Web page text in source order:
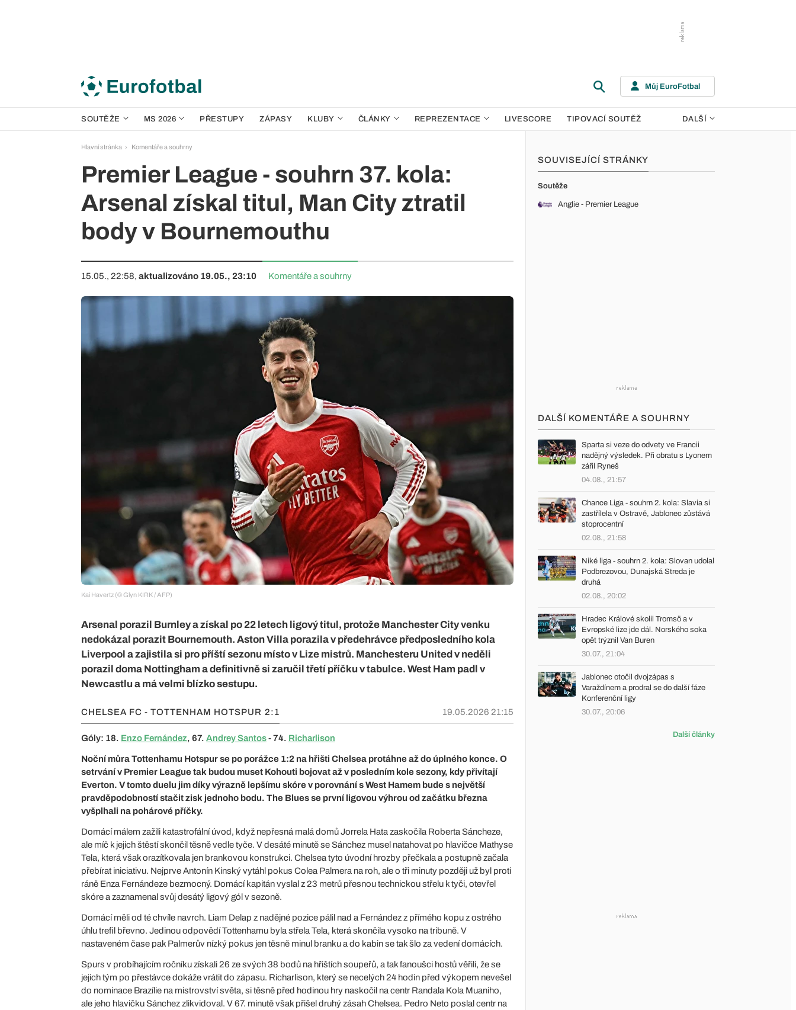
Můj EuroFotbal
SOUTĚŽE MS 2026 PŘESTUPY ZÁPASY KLUBY ČLÁNKY REPREZENTACE LIVESCORE TIPOVACÍ SOUTĚŽ DALŠÍ
Hlavní stránka Komentáře a souhrny
Premier League - souhrn 37. kola:
Arsenal získal titul, Man City ztratil
body v Bournemouthu
15.05., 22:58, aktualizováno 19.05., 23:10 Komentáře a souhrny
Kai Havertz (© Glyn KIRK / AFP)
Arsenal porazil Burnley a získal po 22 letech ligový titul, protože Manchester City venku
nedokázal porazit Bournemouth. Aston Villa porazila v předehrávce předposledního kola
Liverpool a zajistila si pro příští sezonu místo v Lize mistrů. Manchesteru United v neděli
porazil doma Nottingham a definitivně si zaručil třetí příčku v tabulce. West Ham padl v
Newcastlu a má velmi blízko sestupu.
CHELSEA FC - TOTTENHAM HOTSPUR 2:1 19.05.2026 21:15
Góly: 18. Enzo Fernández, 67. Andrey Santos- 74. Richarlison
Noční můra Tottenhamu Hotspur se po porážce 1:2 na hřišti Chelsea protáhne až do úplného konce. O
setrvání v Premier League tak budou muset Kohouti bojovat až v posledním kole sezony, kdy přivítají
Everton. V tomto duelu jim díky výrazně lepšímu skóre v porovnání s West Hamem bude s největší
pravděpodobností stačit zisk jednoho bodu. The Blues se první ligovou výhrou od začátku března
vyšplhali na pohárové příčky.
Domácí málem zažili katastrofální úvod, když nepřesná malá domů Jorrela Hata zaskočila Roberta Sáncheze,
ale míč k jejich štěstí skončil těsně vedle tyče. V desáté minutě se Sánchez musel natahovat po hlavičce Mathyse
Tela, která však orazítkovala jen brankovou konstrukci. Chelsea tyto úvodní hrozby přečkala a postupně začala
přebírat iniciativu. Nejprve Antonín Kinský vytáhl pokus Colea Palmera na roh, ale o tři minuty později už byl proti
ráně Enza Fernándeze bezmocný. Domácí kapitán vyslal z 23 metrů přesnou technickou střelu k tyči, otevřel
skóre a zaznamenal svůj desátý ligový gól v sezoně.
Domácí měli od té chvíle navrch. Liam Delap z nadějné pozice pálil nad a Fernández z přímého kopu z ostrého
úhlu trefil břevno. Jedinou odpovědí Tottenhamu byla střela Tela, která skončila vysoko na tribuně. V
nastaveném čase pak Palmerův nízký pokus jen těsně minul branku a do kabin se tak šlo za vedení domácích.
Spurs v probíhajícím ročníku získali 26 ze svých 38 bodů na hřištích soupeřů, a tak fanoušci hostů věřili, že se
jejich tým po přestávce dokáže vrátit do zápasu. Richarlison, který se necelých 24 hodin před výkopem nevešel
do nominace Brazílie na mistrovství světa, si těsně před hodinou hry naskočil na centr Randala Kola Muaniho,
ale jeho hlavičku Sánchez zlikvidoval. V 67. minutě však přišel druhý zásah Chelsea. Pedro Neto poslal centr na
SOUVISEJÍCÍ STRÁNKY
Soutěže
Anglie - Premier League
DALŠÍ KOMENTÁŘE A SOUHRNY
Sparta si veze do odvety ve Francii
nadějný výsledek. Při obratu s Lyonem
zářil Ryneš
04.08., 21:57
Chance Liga - souhrn 2. kola: Slavia si
zastřílela v Ostravě, Jablonec zůstává
stoprocentní
02.08., 21:58
Niké liga - souhrn 2. kola: Slovan udolal
Podbrezovou, Dunajská Streda je
druhá
02.08., 20:02
Hradec Králové skolil Tromsö a v
Evropské lize jde dál. Norského soka
opět trýznil Van Buren
30.07., 21:04
Jablonec otočil dvojzápas s
Varaždínem a prodral se do další fáze
Konferenční ligy
30.07., 20:06
Další články